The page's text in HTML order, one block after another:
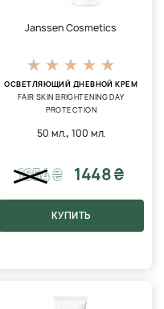
Janssen Cosmetics
ОСВЕТЛЯЮЩИЙ ДНЕВНОЙ КРЕМ
FAIR SKIN BRIGHTENING DAY
PROTECTION
50 мл., 100 мл.
1654₴ 1448 ₴
КУПИТЬ